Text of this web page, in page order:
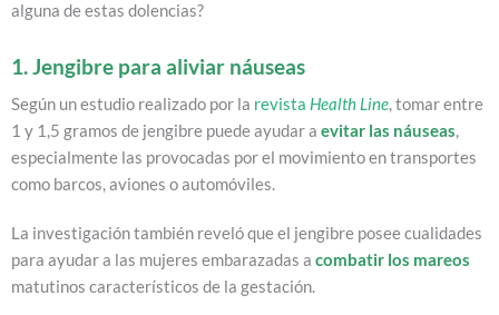
alguna de estas dolencias?
1. Jengibre para aliviar náuseas
Según un estudio realizado por la revista Health Line, tomar entre
1 y 1,5 gramos de jengibre puede ayudar a evitar las náuseas,
especialmente las provocadas por el movimiento en transportes
como barcos, aviones o automóviles.
La investigación también reveló que el jengibre posee cualidades
para ayudar a las mujeres embarazadas a combatir los mareos
matutinos característicos de la gestación.